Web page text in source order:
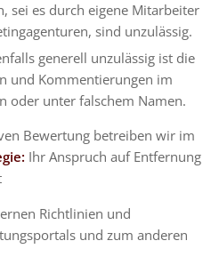
sei es durch eigene Mitarbeiter
sind unzulässig.
generell unzulässig ist die
und Kommentierungen im
oder unter falschem Namen.
Bewertung betreiben wir im
Ihr Anspruch auf Entfernung
Richtlinien und
und zum anderen